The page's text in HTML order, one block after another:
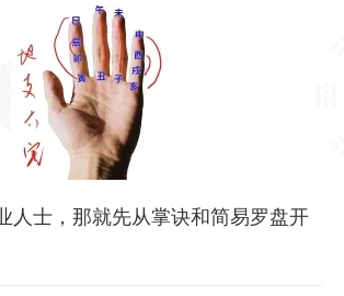
人士，那就先从掌诀和简易罗盘开